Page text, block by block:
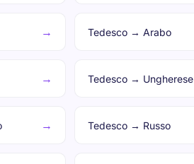
→ Tedesco → Arabo
→ Tedesco → Ungherese
→ Tedesco → Russo